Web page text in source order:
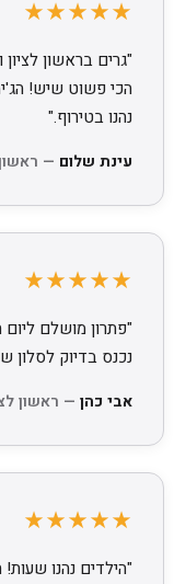
★★★★★
הכי פשוט שיש!
נהנו בטירוף."
עינת שלום —
★★★★★
"פתרון מושלם
נכנס בדיוק לסלון
אבי כהן — ראשון
★★★★★
"הילדים נהנו